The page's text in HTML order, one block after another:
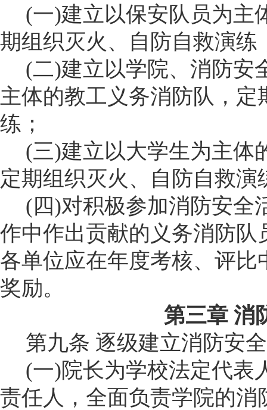
(一)建立以保安队员为主
期组织灭火、
自防自救演练
(二)建立以学院、消防安
主体的教工义务消防队，
练；
(三)建立以大学生为主体
定期组织灭火、自防自救演
( 四)对积极参加消防安全
作中作出贡献的义务消防队
各单位应在年度考核、评
奖励。
第三章 消
第九条 逐级建立消防安
(一)院长为学校法定代表
责任人，全面负责学院的消